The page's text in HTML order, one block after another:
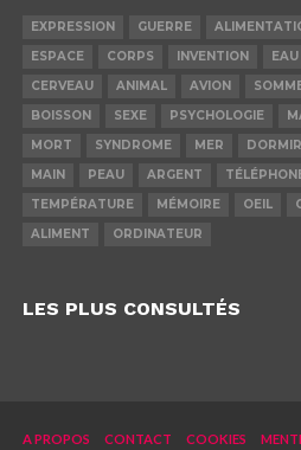
EXPRESSION GUERRE
ESPACE
CORPS INVENTION EAU
CERVEAU
ANIMAL AVION
BOISSON
SEXE PSYCHOLOGIE
MORT
SYNDROME MER DORMIR
MAIN
PEAU ARGENT
TEMPÉRATURE
MÉMOIRE OEIL
ALIMENT
ORDINATEUR
LES PLUS CONSULTÉS
A PROPOS CONTACT COOKIES